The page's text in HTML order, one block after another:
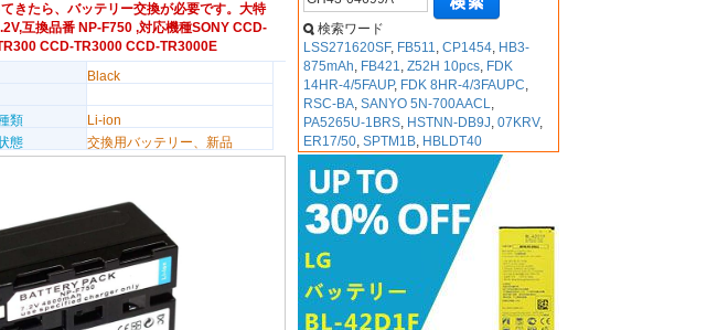
きたら、バッテリー交換が必要です。大特
互換品番 NP-F750 ,対応機種SONY CCD-
CCD-TR3000 CCD-TR3000E
Black
類
Li-ion
態 交換用バッテリー、新品
検索ワード
LSS271620SF, FB511,CP1454, HB3-
875mAh, FB421,Z52H 10pcs, FDK
14HR-4/5FAUP, FDK 8HR-4/3FAUPC,
RSC-BA,SANYO 5N-700AACL,
PA5265U-1BRS, HSTNN-DB9J,07KRV,
ER17/50,SPTM1B, HBLDT40